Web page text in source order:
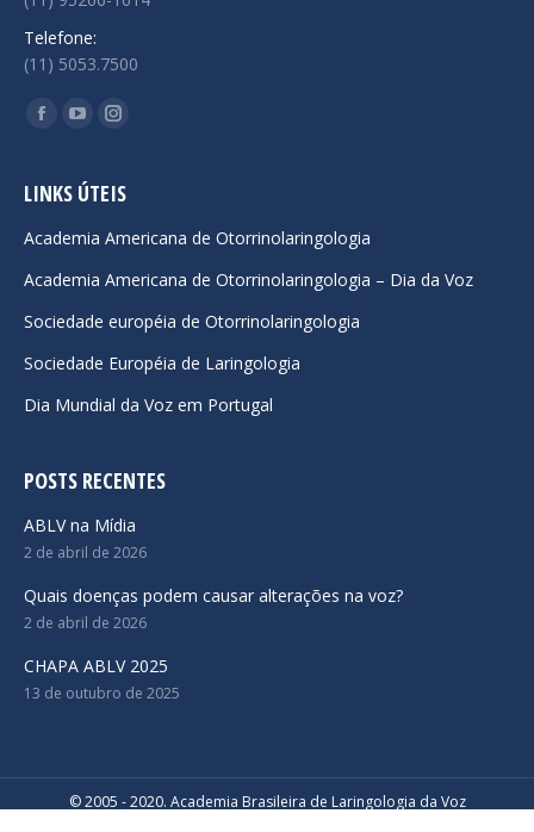
Telefone:
(11) 5053.7500
Encontre-nos em:
Facebook
opens
new
window
YouTube
opens
new
window
Instagram
opens
new
window
LINKS ÚTEIS
Academia Americana de Otorrinolaringologia
Academia Americana de Otorrinolaringologia – Dia da Voz
Sociedade européia de Otorrinolaringologia
Sociedade Européia de Laringologia
Dia Mundial da Voz em Portugal
POSTS RECENTES
ABLV na Mídia
2 de abril de 2026
Quais doenças podem causar alterações na voz?
2 de abril de 2026
CHAPA ABLV 2025
13 de outubro de 2025
© 2005 - 2020. Academia Brasileira de Laringologia da Voz